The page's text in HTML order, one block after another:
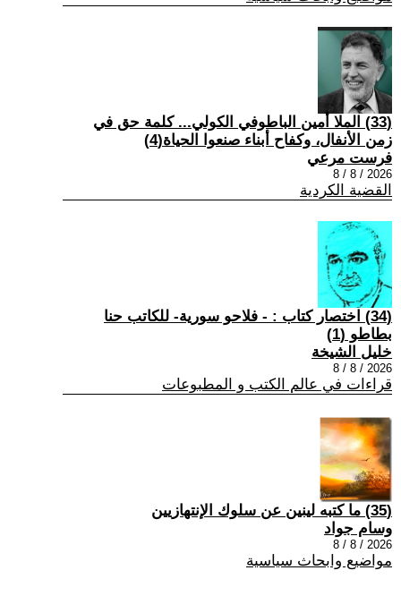
(33) الملا أمين الباطوفي الكولي... كلمة حق في
زمن الأنفال، وكفاح أبناء صنعوا الحياة(4)
فرست مرعي
2026 / 8 / 8
القضية الكردية
(34) اختصار كتاب : - فلاحو سورية- للكاتب حنا
بطاطو (1)
خليل الشيخة
2026 / 8 / 8
قراءات في عالم الكتب و المطبوعات
(35) ما كتبه لينين عن سلوك الإنتهازيين
وسام جواد
2026 / 8 / 8
مواضيع وابحاث سياسية